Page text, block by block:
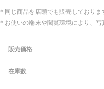
＊同じ商品を店頭でも販売しており
＊お使いの端末や閲覧環境により、
販売価格
在庫数